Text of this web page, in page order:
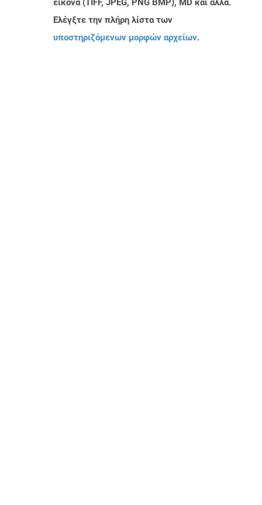
εικόνα (TIFF, JPEG, PNG BMP), MD και άλλα.
Ελέγξτε την πλήρη λίστα των
υποστηριζόμενων μορφών αρχείων.